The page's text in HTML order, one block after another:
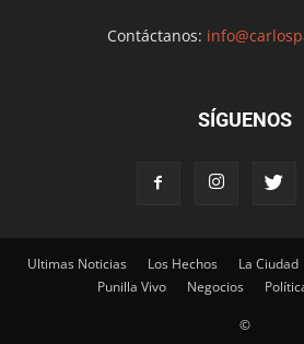
Contáctanos:
SÍGUENOS
Ultimas Noticias Los Hechos La Ciudad
Punilla Vivo
Negocios
©